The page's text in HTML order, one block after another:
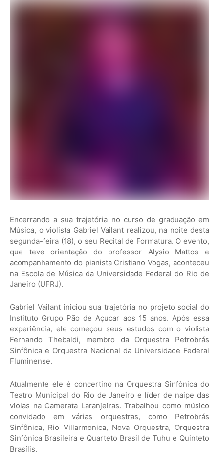
Encerrando a sua trajetória no curso de graduação em
Música, o violista Gabriel Vailant realizou, na noite desta
segunda-feira (18), o seu Recital de Formatura. O evento,
que teve orientação do professor Alysio Mattos e
acompanhamento do pianista Cristiano Vogas, aconteceu
na Escola de Música da Universidade Federal do Rio de
Janeiro (UFRJ).
Gabriel Vailant iniciou sua trajetória no projeto social do
Instituto Grupo Pão de Açucar aos 15 anos. Após essa
experiência, ele começou seus estudos com o violista
Fernando Thebaldi, membro da Orquestra Petrobrás
Sinfônica e Orquestra Nacional da Universidade Federal
Fluminense.
Atualmente ele é concertino na Orquestra Sinfônica do
Teatro Municipal do Rio de Janeiro e líder de naipe das
violas na Camerata Laranjeiras. Trabalhou como músico
convidado em várias orquestras, como Petrobrás
Sinfônica, Rio Villarmonica, Nova Orquestra, Orquestra
Sinfônica Brasileira e Quarteto Brasil de Tuhu e Quinteto
Brasílis.